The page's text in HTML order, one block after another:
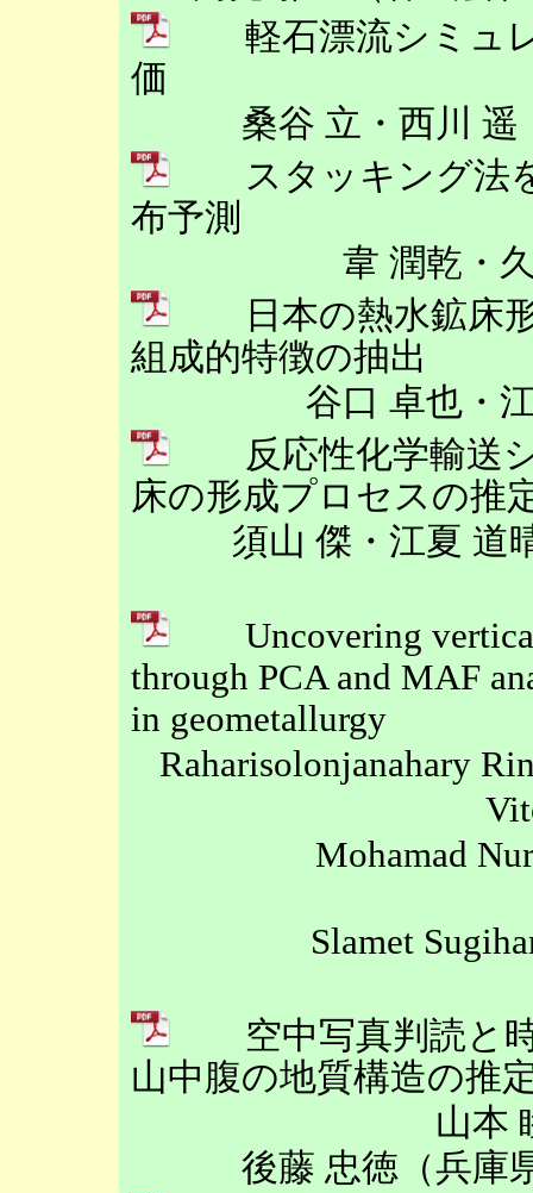
軽石漂流シミュレ
価
桑谷 立・西川
スタッキング法を
布予測
韋 潤乾・
日本の熱水鉱床形
組成的特徴の抽出
谷口 卓也・
反応性化学輸送シ
床の形成プロセスの推
須山 傑・江夏 道
Uncovering vertical
through PCA and MAF
in geometallurgy
Raharisolonjanahary
Mohamad
Slamet
空中写真判読と時
山中腹の地質構造の推
山本
後藤 忠徳（兵庫